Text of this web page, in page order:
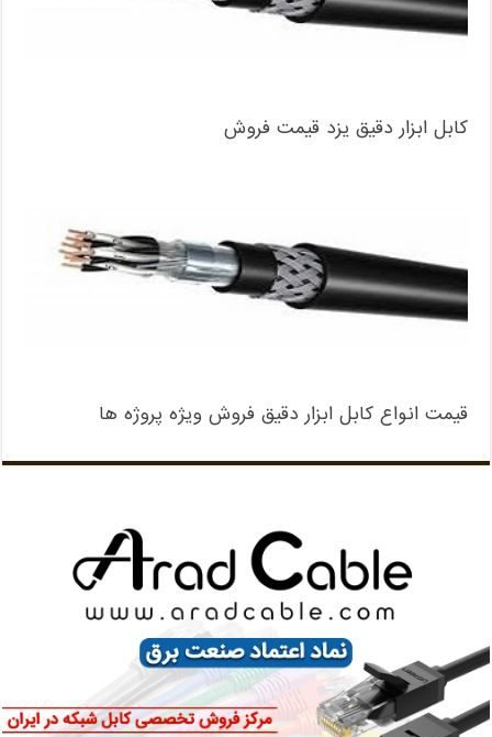
کابل ابزار دقیق یزد قیمت فروش
قیمت انواع کابل ابزار دقیق فروش ویژه پروژه ها